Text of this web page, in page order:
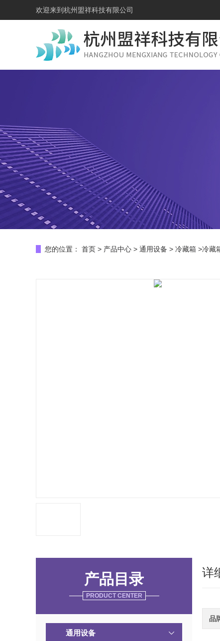
欢迎来到 杭州盟祥科技有限公司
您的位置： 首页 > 产品中心 > 通用设备 > 冷藏箱 >冷藏
产品目录
PRODUCT CENTER
通用设备
详
品